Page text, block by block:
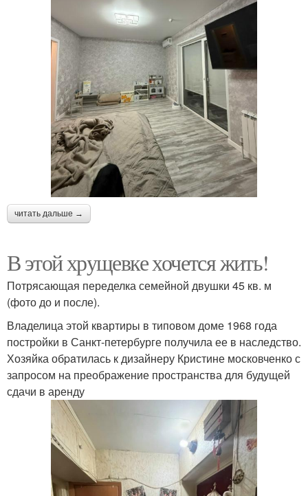
читать дальше →
В этой хрущевке хочется жить!
Потрясающая переделка семейной двушки 45 кв. м
(фото до и после).
Владелица этой квартиры в типовом доме 1968 года
постройки в Санкт-петербурге получила ее в наследство.
Хозяйка обpaтилась к дизайнеру Кристине московченко с
запросом на преображение пространства для будущей
сдачи в аренду